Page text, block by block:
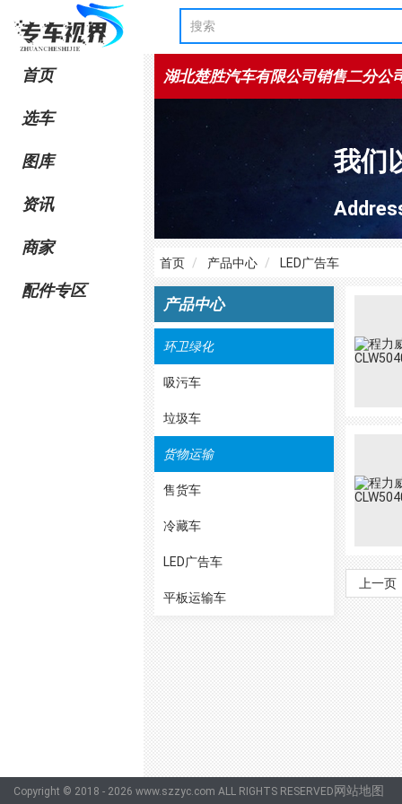
首页
选车
图库
资讯
商家
配件专区
湖北楚胜汽车有限公司销售二分公
我们
首页 产品中心 LED广告车
产品中心
环卫绿化
吸污车
垃圾车
货物运输
售货车
冷藏车
LED广告车
平板运输车
上一页
Copyright © 2018 - 2026 www.szzyc.com ALL RIGHTS RESERVED 网站地图